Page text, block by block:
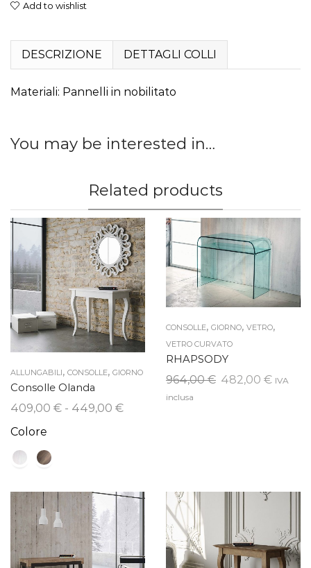
Add to wishlist
DESCRIZIONE DETTAGLI COLLI
Materiali: Pannelli in nobilitato
You may be interested in…
Related products
ALLUNGABILI, CONSOLLE, GIORNO
Consolle Olanda
409,00 € - 449,00 €Fascia
a
449,00 €
Colore
CONSOLLE, GIORNO, VETRO,
VETRO CURVATO
RHAPSODY
964,00€ Il
482,00 €IlIVA
inclusa